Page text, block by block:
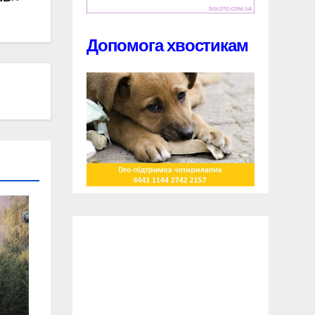
Допомога хвостикам